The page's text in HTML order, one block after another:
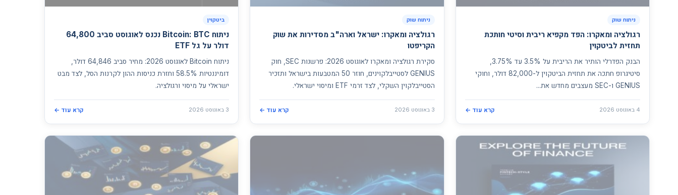
ניתוח שוק
רגולציה ומאקרו: הפד מקפיא ריבית וסיטי חותכת
תחזית לביטקוין
סיטיגרופ חתכה את תחזית הביטקוין ל-82,000 דולר, וחוקי
GENIUS ו-SEC מעצבים מחדש את...
4 באוגוסט 2026 קרא עוד ←
ניתוח שוק
רגולציה ומאקרו: ישראל וארה"ב מסדירות את שוק
הקריפטו
סקירת רגולציה ומאקרו לאוגוסט 2026: פרשנות SEC, חוק
GENIUS לסטייבלקוינים, חוזר 50 המטבעות בישראל ותזכיר
הסטייבלקוין השקלי, לצד זרמי ETF ומיסוי ישראלי.
3 באוגוסט 2026 קרא עוד ←
ביטקוין
ניתוח Bitcoin: BTC נכנס לאוגוסט סביב 64,800
דולר על גל ETF
ניתוח Bitcoin לאוגוסט 2026: מחיר סביב 64,846 דולר,
דומיננטיות 58.5% וחזרת כניסות ההון לקרנות הסל, לצד מבט
ישראלי על מיסוי ורגולציה.
3 באוגוסט 2026 קרא עוד ←